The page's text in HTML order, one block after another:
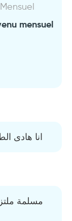
mensuel
انا هادى